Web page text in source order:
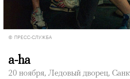
© ПРЕСС-СЛУЖБА
a-ha
20 ноября, Ледовый дворец,